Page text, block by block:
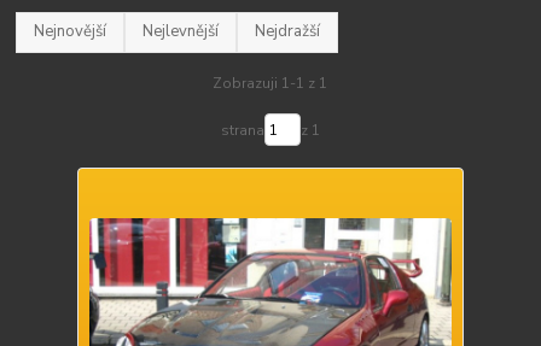
Nejnovější Nejlevnější Nejdražší
Zobrazuji 1-1 z 1
strana z 1